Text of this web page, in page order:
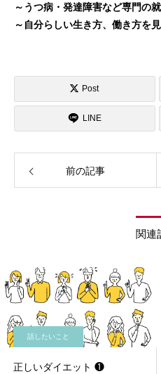
～うつ病・発達障害など専門の
～自分らしい生き方、働き方を
Post
LINE
前の記事
関連
話したいこと
正しいダイエット ❶